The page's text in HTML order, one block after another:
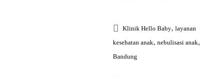
Klinik Hello Baby, layanan
kesehatan anak, nebulisasi anak,
Bandung